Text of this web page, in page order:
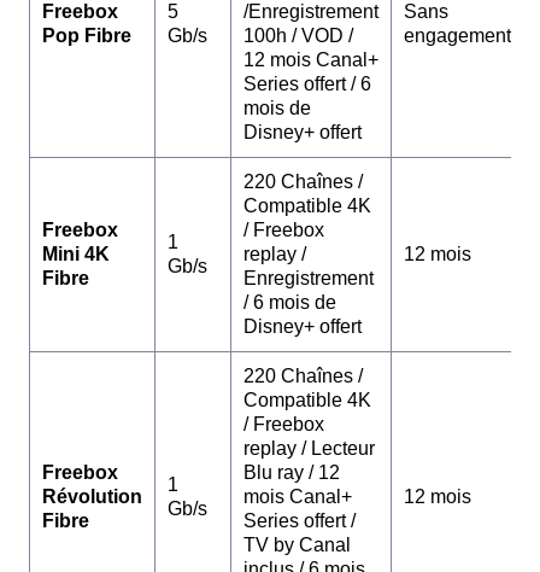
Freebox
Pop Fibre
5
Gb/s
/Enregistrement
100h / VOD /
12 mois Canal+
Series offert / 6
mois de
Disney+ offert
Sans
engagement
Freebox
Mini 4K
Fibre
1
Gb/s
220 Chaînes /
Compatible 4K
/ Freebox
replay /
Enregistrement
/ 6 mois de
Disney+ offert
12 mois
Freebox
Révolution
Fibre
1
Gb/s
220 Chaînes /
Compatible 4K
/ Freebox
replay / Lecteur
Blu ray / 12
mois Canal+
Series offert /
TV by Canal
12 mois